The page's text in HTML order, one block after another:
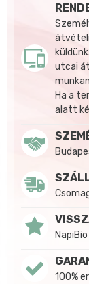
utcai
Ha a
alatt
100%